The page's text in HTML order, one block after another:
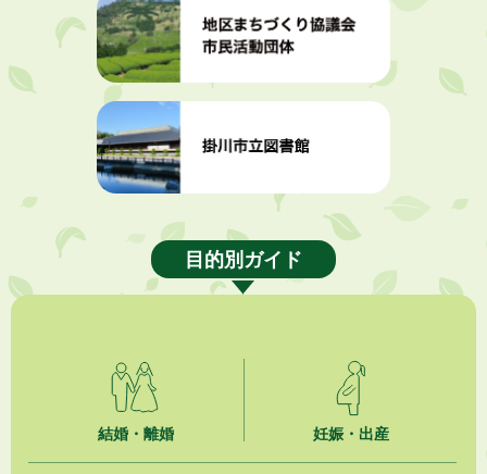
2026年8月4日
【日本DX大賞2026】ポスターセッション最優秀賞を受賞しました！
2026年8月4日
市民の勇気ある応急手当に感謝状を贈呈しました
2026年8月4日
夏季休暇期間 開業医等診療予定
「水道カルテ」の公表について
2026年8月3日
【参加者募集】プロ棋士から学ぼう！はじめての将棋教室
2026年8月1日
目的別ガイド
結婚・離婚 妊娠・出産